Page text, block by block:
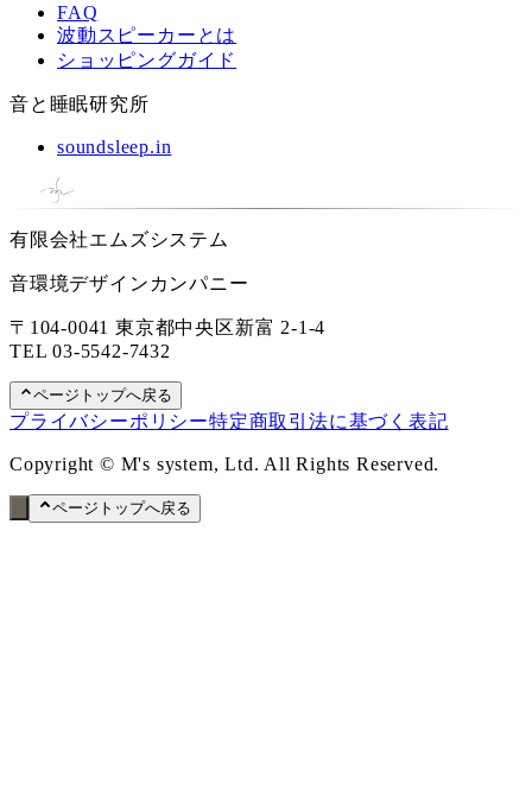
FAQ
波動スピーカーとは
ショッピングガイド
音と睡眠研究所
soundsleep.in
有限会社エムズシステム
音環境デザインカンパニー
〒104-0041 東京都中央区新富 2-1-4
TEL03-5542-7432
ページトップへ戻る
プライバシーポリシー特定商取引法に基づく表記
Copyright © M's system, Ltd. All Rights Reserved.
ページトップへ戻る